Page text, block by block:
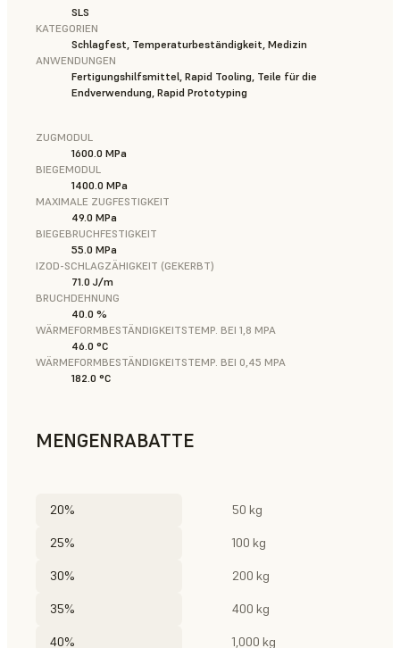
SLS
KATEGORIEN
Schlagfest, Temperaturbeständigkeit, Medizin
ANWENDUNGEN
Fertigungshilfsmittel, Rapid Tooling, Teile für die
Endverwendung, Rapid Prototyping
ZUGMODUL
1600.0 MPa
BIEGEMODUL
1400.0 MPa
MAXIMALE ZUGFESTIGKEIT
49.0 MPa
BIEGEBRUCHFESTIGKEIT
55.0 MPa
IZOD-SCHLAGZÄHIGKEIT (GEKERBT)
71.0 J/m
BRUCHDEHNUNG
40.0 %
WÄRMEFORMBESTÄNDIGKEITSTEMP. BEI 1,8 MPA
46.0 °C
WÄRMEFORMBESTÄNDIGKEITSTEMP. BEI 0,45 MPA
182.0 °C
MENGENRABATTE
20% 50 kg
25% 100 kg
30% 200 kg
35% 400 kg
40% 1,000 kg